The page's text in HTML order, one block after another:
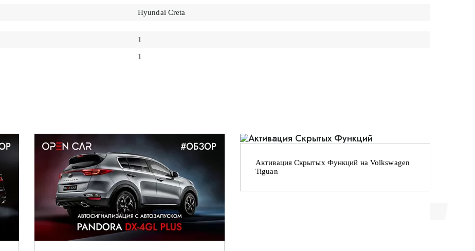
Hyundai Creta
1
1
Активация Скрытых Функций на Volkswagen
Tiguan